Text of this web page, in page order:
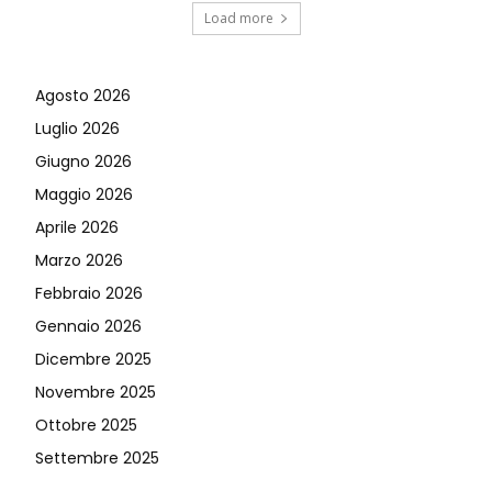
Load more
Agosto 2026
Luglio 2026
Giugno 2026
Maggio 2026
Aprile 2026
Marzo 2026
Febbraio 2026
Gennaio 2026
Dicembre 2025
Novembre 2025
Ottobre 2025
Settembre 2025